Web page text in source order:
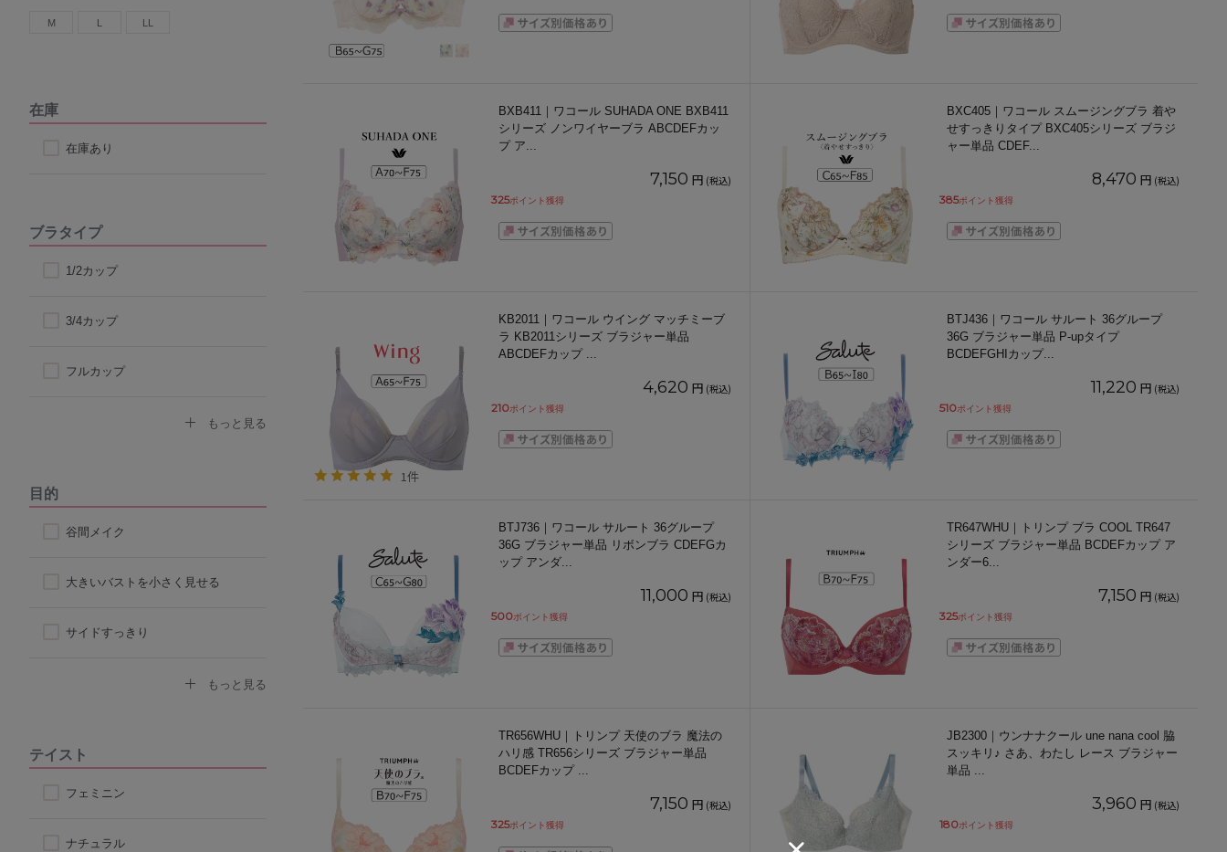
M L LL
在庫
在庫あり
ブラタイプ
1/2カップ
3/4カップ
フルカップ
4/5カップ
もっと見る
目的
谷間メイク
大きいバストを小さく見せる
サイドすっきり
もっと見る
テイスト
フェミニン
ナチュラル
BXB411｜ワコール SUHADA ONE BXB411
シリーズ ノンワイヤーブラ ABCDEFカッ
プ ア...
7,150 円 (税込)
325ポイント獲得
BXC405｜ワコール スムージングブラ 着や
せすっきりタイプ BXC405シリーズ ブラジ
ャー単品 CDEF...
8,470 円 (税込)
385ポイント獲得
KB2011｜ワコール ウイング マッチミーブ
ラ KB2011シリーズ ブラジャー単品
ABCDEFカップ ...
1件
4,620 円 (税込)
210ポイント獲得
BTJ436｜ワコール サルート 36グループ
36G ブラジャー単品 P-upタイプ
BCDEFGHIカップ...
11,220 円 (税込)
510ポイント獲得
BTJ736｜ワコール サルート 36グループ
36G ブラジャー単品 リボンブラ CDEFGカ
ップ アンダ...
11,000 円 (税込)
500ポイント獲得
TR647WHU｜トリンプ ブラ COOL TR647
シリーズ ブラジャー単品 BCDEFカップ ア
ンダー6...
7,150 円 (税込)
325ポイント獲得
TR656WHU｜トリンプ 天使のブラ 魔法の
ハリ感 TR656シリーズ ブラジャー単品
BCDEFカップ ...
7,150 円 (税込)
325ポイント獲得
JB2300｜ウンナナクール une nana cool 脇
スッキリ♪ さあ、わたし レース ブラジャー
単品 ...
3,960 円 (税込)
180ポイント獲得